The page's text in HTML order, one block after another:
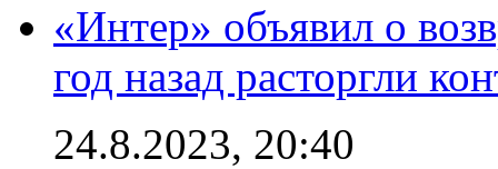
«Интер» объявил о
год назад расторгли
24.8.2023, 20:40